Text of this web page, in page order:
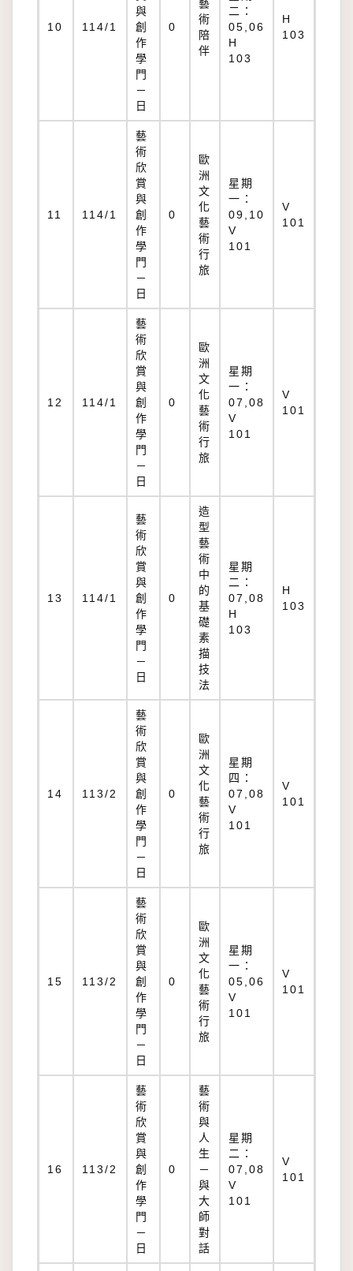
10 114/1
與
創
作
學
門
－
日
0
藝
術
陪
伴
二：
05,06
H
103
H
103
11 114/1
藝
術
欣
賞
與
創
作
學
門
－
日
0
歐
洲
文
化
藝
術
行
旅
星期
一：
09,10
V
101
V
101
12 114/1
藝
術
欣
賞
與
創
作
學
門
－
日
0
歐
洲
文
化
藝
術
行
旅
星期
一：
07,08
V
101
V
101
13 114/1
藝
術
欣
賞
與
創
作
學
門
－
日
0
造
型
藝
術
中
的
基
礎
素
描
技
法
星期
二：
07,08
H
103
H
103
14 113/2
藝
術
欣
賞
與
創
作
學
門
－
日
0
歐
洲
文
化
藝
術
行
旅
星期
四：
07,08
V
101
V
101
15 113/2
藝
術
欣
賞
與
創
作
學
門
－
日
0
歐
洲
文
化
藝
術
行
旅
星期
一：
05,06
V
101
V
101
16 113/2
藝
術
欣
賞
與
創
作
學
門
－
日
0
藝
術
與
人
生
－
與
大
師
對
話
星期
二：
07,08
V
101
V
101